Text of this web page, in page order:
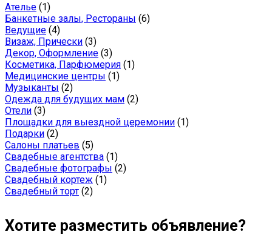
Ателье (1)
Банкетные залы, Рестораны (6)
Ведущие (4)
Визаж, Прически (3)
Декор, Оформление (3)
Косметика, Парфюмерия (1)
Медицинские центры (1)
Музыканты (2)
Одежда для будущих мам (2)
Отели (3)
Площадки для выездной церемонии (1)
Подарки (2)
Салоны платьев (5)
Свадебные агентства (1)
Свадебные фотографы (2)
Свадебный кортеж (1)
Свадебный торт (2)
Хотите разместить объявление?